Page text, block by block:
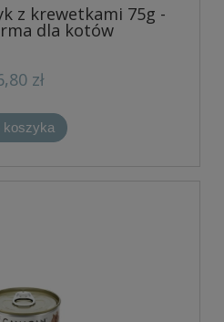
z krewetkami 75g -
dla kotów
zł
koszyka